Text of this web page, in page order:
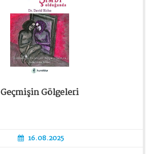
Geçmişin Gölgeleri
16.08.2025